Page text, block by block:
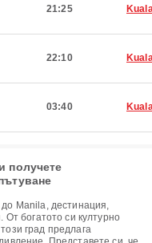
21:25
22:10
03:40
получете
Manila, дестинация,
От богатото си културно
град предлага